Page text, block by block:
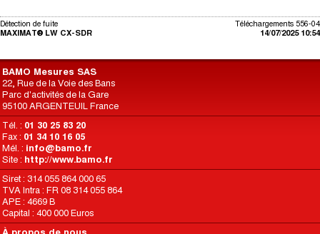
Téléchargements 556-04
14/07/2025 10:54
Détection de fuite
MAXIMAT® LW CX-SDR
BAMO Mesures SAS
22, Rue de la Voie des Bans
Parc d'activités de la Gare
95100 ARGENTEUIL France
Tél. : 01 30 25 83 20
Fax : 01 34 10 16 05
Mél. : info@bamo.fr
Site : http://www.bamo.fr
Siret : 314 055 864 000 65
TVA Intra : FR 08 314 055 864
APE : 4669 B
Capital : 400 000 Euros